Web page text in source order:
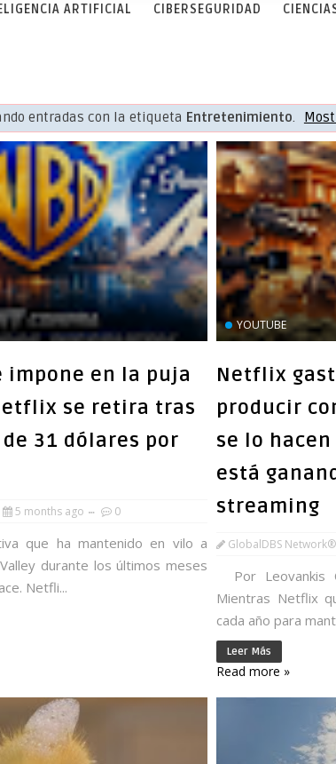
ARTIFICIAL CIBERSEGURIDAD
entradas con la etiqueta Entretenimiento.
impone en la puja
se retira tras
31 dólares por
5 months ago 0
que ha mantenido en vilo a
durante los últimos meses
Netfli...
YOUTUBE
Netflix
producir
se lo
está
streaming
GlobalDBS Network®
Por Leovankis
Mientras Netflix
cada año para
Leer Más
Read more »